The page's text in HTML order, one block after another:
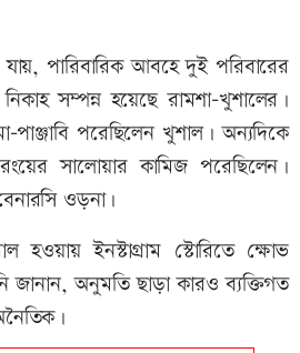
পারিবারিক আবহে দুই পরিবারের
সম্পন্ন হয়েছে রামশা-খুশালের।
পাঞ্জাবি পরেছিলেন খুশাল। অন্যদিকে
সালোয়ার কামিজ পরেছিলেন।
ওড়না।
হওয়ায় ইনস্টাগ্রাম স্টোরিতে ক্ষোভ
জানান, অনুমতি ছাড়া কারও ব্যক্তিগত